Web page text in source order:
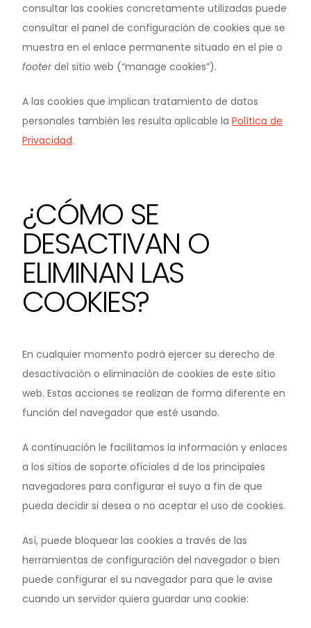
consultar las cookies concretamente utilizadas puede
consultar el panel de configuración de cookies que se
muestra en el enlace permanente situado en el pie o
footerdel sitio web (“manage cookies”).
A las cookies que implican tratamiento de datos
personales también les resulta aplicable la Política de
Privacidad.
¿CÓMO SE
DESACTIVAN O
ELIMINAN LAS
COOKIES?
En cualquier momento podrá ejercer su derecho de
desactivación o eliminación de cookies de este sitio
web. Estas acciones se realizan de forma diferente en
función del navegador que esté usando.
A continuación le facilitamos la información y enlaces
a los sitios de soporte oficiales d de los principales
navegadores para configurar el suyo a fin de que
pueda decidir si desea o no aceptar el uso de cookies.
Así, puede bloquear las cookies a través de las
herramientas de configuración del navegador o bien
puede configurar el su navegador para que le avise
cuando un servidor quiera guardar una cookie: